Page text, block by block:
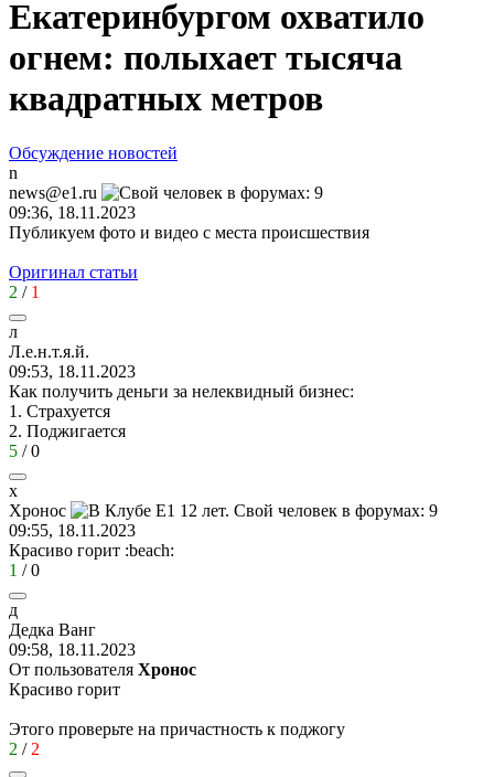
Екатеринбургом охватило
огнем: полыхает тысяча
квадратных метров
Обсуждение новостей
n
news@e1.ru
09:36, 18.11.2023
Публикуем фото и видео с места происшествия
Оригинал статьи
2 / 1
л
Л.е.н.т.я.й.
09:53, 18.11.2023
Как получить деньги за нелеквидный бизнес:
1. Страхуется
2. Поджигается
5 /0
х
Хронос
09:55, 18.11.2023
Красиво горит :beach:
1 /0
д
Дедка Ванг
09:58, 18.11.2023
От пользователя Хронос
Красиво горит
Этого проверьте на причастность к поджогу
2 / 2